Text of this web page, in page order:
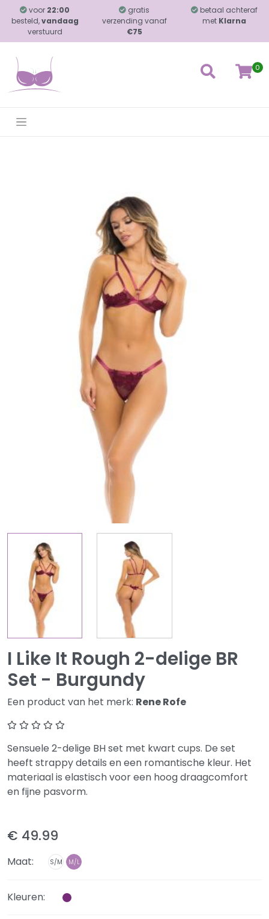
voor 22:00
besteld,vandaag
verstuurd
gratis
verzending vanaf
€75
betaal achteraf
met Klarna
0
I Like It Rough 2-delige BR
Set - Burgundy
Een product van het merk: Rene Rofe
Sensuele 2-delige BH set met kwart cups. De set
heeft strappy details en een romantische kleur. Het
materiaal is elastisch voor een hoog draagcomfort
en fijne pasvorm.
€ 49.99
Maat: S/M M/L
Kleuren: